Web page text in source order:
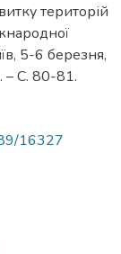
територій
5-6 березня,
– С. 80-81.
16327